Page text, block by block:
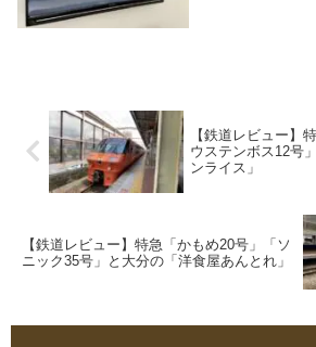
【鉄道レビュー】
ウステンボス12号
ンライス」
【鉄道レビュー】特急「かもめ20号」「ソ
ニック35号」と大分の「洋食屋あんとれ」